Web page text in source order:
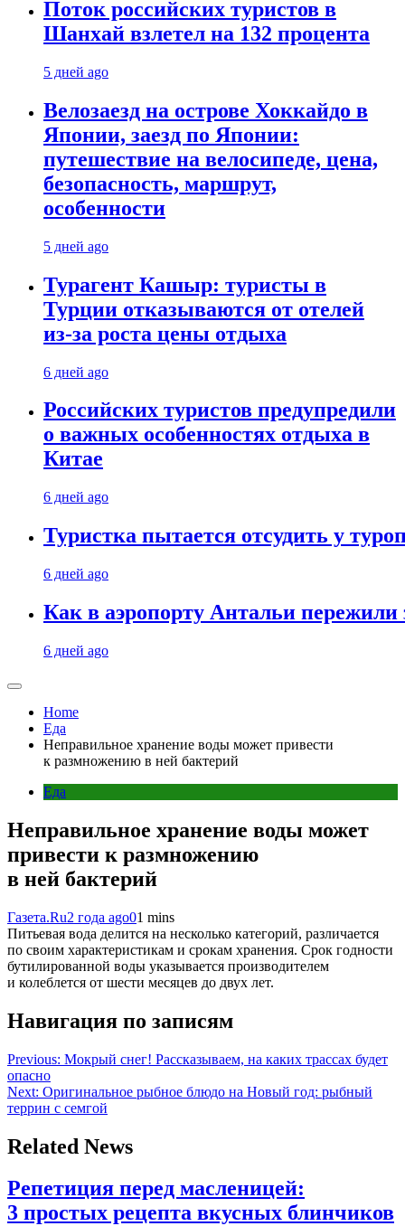
Поток российских туристов в
Шанхай взлетел на 132 процента
5 дней ago
Велозаезд на острове Хоккайдо в
Японии, заезд по Японии:
путешествие на велосипеде, цена,
безопасность, маршрут,
особенности
5 дней ago
Турагент Кашыр: туристы в
Турции отказываются от отелей
из-за роста цены отдыха
6 дней ago
Российских туристов предупредили
о важных особенностях отдыха в
Китае
6 дней ago
Туристка пытается отсудить у
6 дней ago
Как в аэропорту Антальи
6 дней ago
Home
Еда
Неправильное хранение воды может привести
к размножению в ней бактерий
Еда
Неправильное хранение воды может
привести к размножению
в ней бактерий
Газета.Ru2 года ago01 mins
Питьевая вода делится на несколько категорий, различается
по своим характеристикам и срокам хранения. Срок годности
бутилированной воды указывается производителем
и колеблется от шести месяцев до двух лет.
Навигация по записям
Previous: Мокрый снег! Рассказываем, на каких трассах будет
опасно
Next: Оригинальное рыбное блюдо на Новый год: рыбный
террин с семгой
Related News
Репетиция перед масленицей:
3 простых рецепта вкусных блинчиков